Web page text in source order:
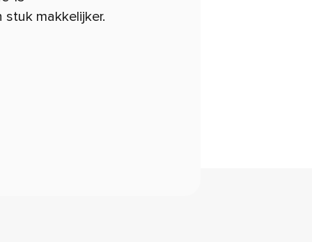
makkelijker.